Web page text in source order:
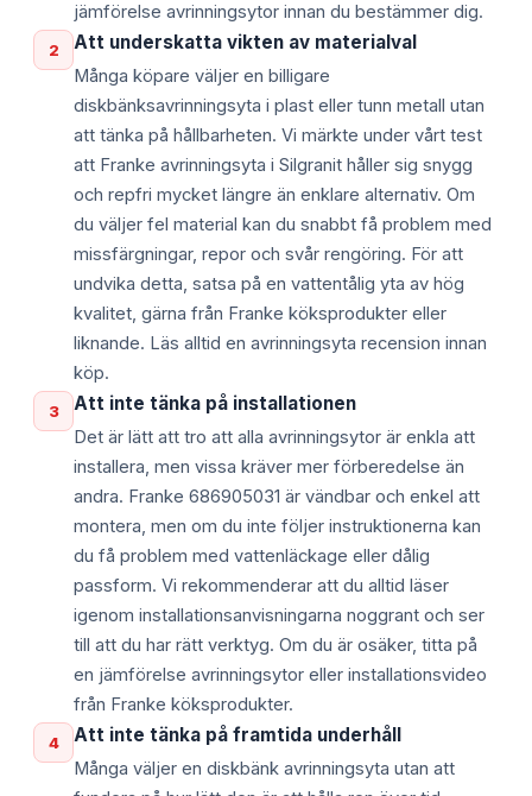
jämförelse avrinningsytor innan du bestämmer dig.
2 Att underskatta vikten av materialval
Många köpare väljer en billigare
diskbänksavrinningsyta i plast eller tunn metall utan
att tänka på hållbarheten. Vi märkte under vårt test
att Franke avrinningsyta i Silgranit håller sig snygg
och repfri mycket längre än enklare alternativ. Om
du väljer fel material kan du snabbt få problem med
missfärgningar, repor och svår rengöring. För att
undvika detta, satsa på en vattentålig yta av hög
kvalitet, gärna från Franke köksprodukter eller
liknande. Läs alltid en avrinningsyta recension innan
köp.
3 Att inte tänka på installationen
Det är lätt att tro att alla avrinningsytor är enkla att
installera, men vissa kräver mer förberedelse än
andra. Franke 686905031 är vändbar och enkel att
montera, men om du inte följer instruktionerna kan
du få problem med vattenläckage eller dålig
passform. Vi rekommenderar att du alltid läser
igenom installationsanvisningarna noggrant och ser
till att du har rätt verktyg. Om du är osäker, titta på
en jämförelse avrinningsytor eller installationsvideo
från Franke köksprodukter.
4 Att inte tänka på framtida underhåll
Många väljer en diskbänk avrinningsyta utan att